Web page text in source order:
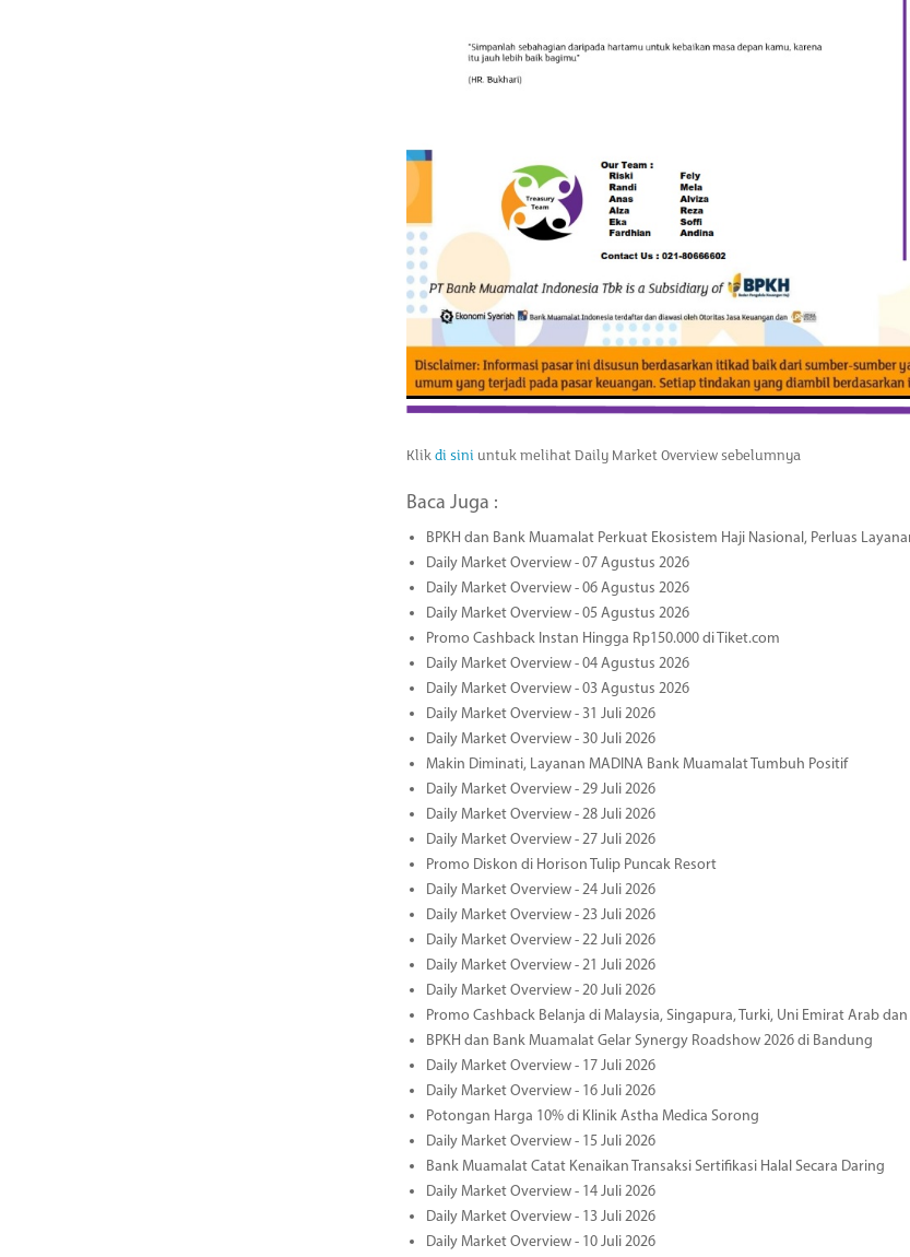
Klikdi sini untuk melihat Daily Market Overview sebelumnya
Baca Juga :
BPKH dan Bank Muamalat Perkuat Ekosistem Haji Nasional, Perluas
Daily Market Overview - 07 Agustus 2026
Daily Market Overview - 06 Agustus 2026
Daily Market Overview - 05 Agustus 2026
Promo Cashback Instan Hingga Rp150.000 di Tiket.com
Daily Market Overview - 04 Agustus 2026
Daily Market Overview - 03 Agustus 2026
Daily Market Overview - 31 Juli 2026
Daily Market Overview - 30 Juli 2026
Makin Diminati, Layanan MADINA Bank Muamalat Tumbuh Positif
Daily Market Overview - 29 Juli 2026
Daily Market Overview - 28 Juli 2026
Daily Market Overview - 27 Juli 2026
Promo Diskon di Horison Tulip Puncak Resort
Daily Market Overview - 24 Juli 2026
Daily Market Overview - 23 Juli 2026
Daily Market Overview - 22 Juli 2026
Daily Market Overview - 21 Juli 2026
Daily Market Overview - 20 Juli 2026
Promo Cashback Belanja di Malaysia, Singapura, Turki, Uni Emirat Arab
BPKH dan Bank Muamalat Gelar Synergy Roadshow 2026 di Bandung
Daily Market Overview - 17 Juli 2026
Daily Market Overview - 16 Juli 2026
Potongan Harga 10% di Klinik Astha Medica Sorong
Daily Market Overview - 15 Juli 2026
Bank Muamalat Catat Kenaikan Transaksi Sertifikasi Halal Secara Daring
Daily Market Overview - 14 Juli 2026
Daily Market Overview - 13 Juli 2026
Daily Market Overview - 10 Juli 2026